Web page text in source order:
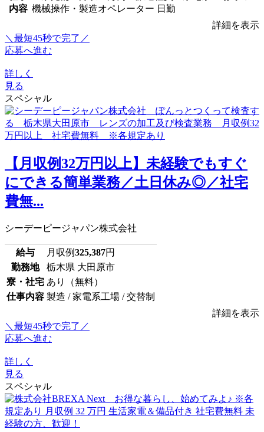
内容 機械操作・製造オペレーター 日勤
詳細を表示
＼最短45秒で完了／
応募へ進む
詳しく
見る
スペシャル
【月収例32万円以上】未経験でもすぐ
にできる簡単業務／土日休み◎／社宅
費無...
シーデーピージャパン株式会社
給与 月収例325,387円
勤務地
栃木県 大田原市
寮・社宅 あり（無料）
仕事内容 製造 / 家電系工場 / 交替制
詳細を表示
＼最短45秒で完了／
応募へ進む
詳しく
見る
スペシャル